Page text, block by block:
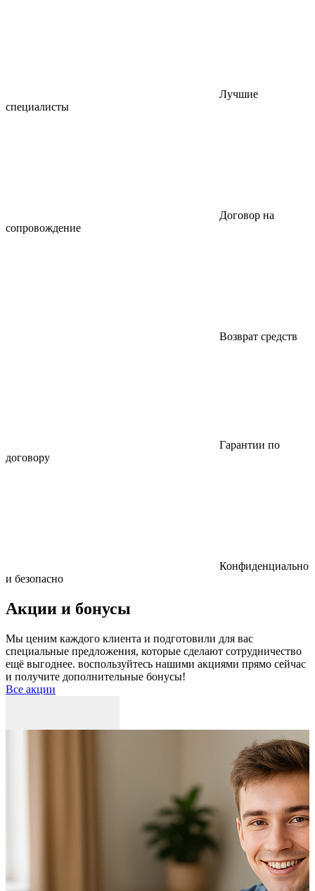
Лучшие
специалисты
Договор на
сопровождение
Возврат средств
Гарантии по
договору
Конфиденциально
и безопасно
Акции и бонусы
Мы ценим каждого клиента и подготовили для вас
специальные предложения, которые сделают сотрудничество
ещё выгоднее. воспользуйтесь нашими акциями прямо сейчас
и получите дополнительные бонусы!
Все акции